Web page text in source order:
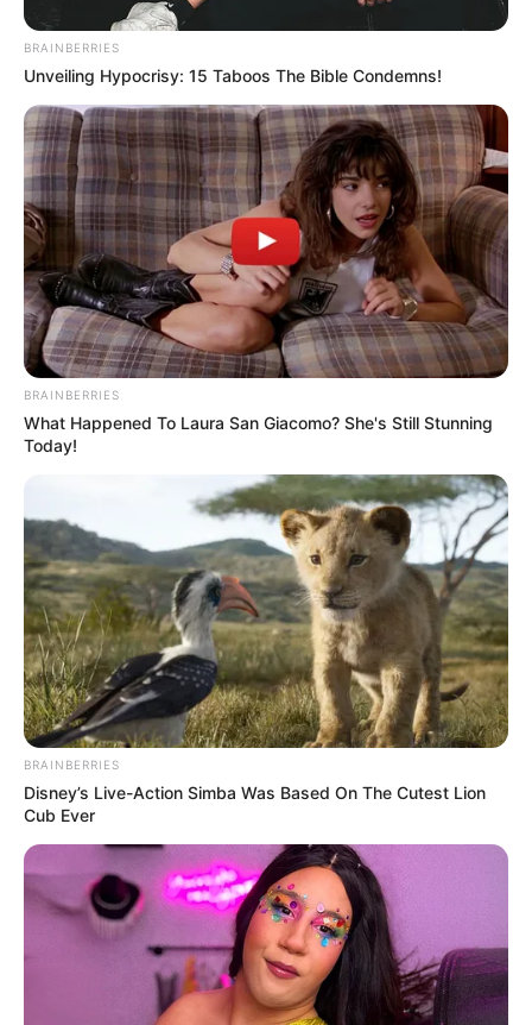
BRAINBERRIES
Unveiling Hypocrisy: 15 Taboos The Bible Condemns!
BRAINBERRIES
What Happened To Laura San Giacomo? She's Still Stunning
Today!
BRAINBERRIES
Disney’s Live-Action Simba Was Based On The Cutest Lion
Cub Ever